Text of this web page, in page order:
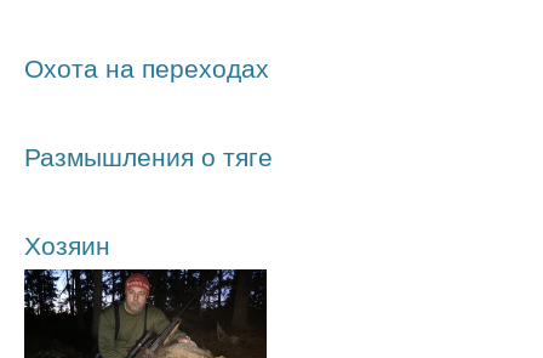
Охота на переходах
Размышления о тяге
Хозяин